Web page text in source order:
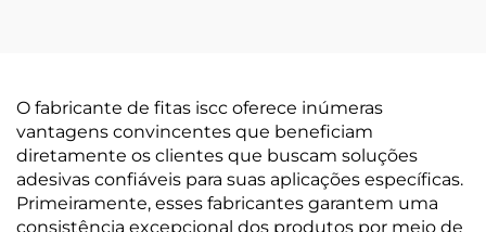
O fabricante de fitas iscc oferece inúmeras
vantagens convincentes que beneficiam
diretamente os clientes que buscam soluções
adesivas confiáveis para suas aplicações específicas.
Primeiramente, esses fabricantes garantem uma
consistência excepcional dos produtos por meio de